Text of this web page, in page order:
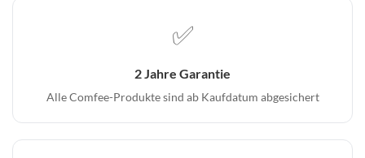
✅
2 Jahre Garantie
Alle Comfee-Produkte sind ab Kaufdatum abgesichert